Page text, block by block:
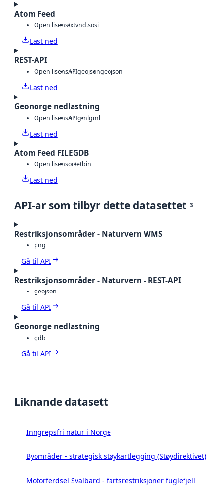
Atom Feed
Open lisenstxtvnd.sosi
Last ned
REST-API
Open lisensAPIgeojsongeojson
Last ned
Geonorge nedlastning
Open lisensAPIgmlgml
Last ned
Atom Feed FILEGDB
Open lisensoctetbin
Last ned
API-ar som tilbyr dette datasettet 3
Restriksjonsområder - Naturvern WMS
png
Gå til API
Restriksjonsområder - Naturvern - REST-API
geojson
Gå til API
Geonorge nedlastning
gdb
Gå til API
Liknande datasett
Inngrepsfri natur i Norge
Byområder - strategisk støykartlegging (Støydirektivet)
Motorferdsel Svalbard - fartsrestriksjoner fuglefjell